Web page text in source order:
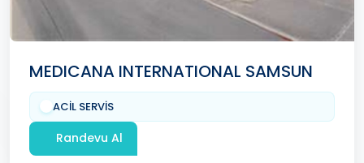
MEDICANA INTERNATIONAL SAMSUN
ACİL SERVİS
Randevu Al